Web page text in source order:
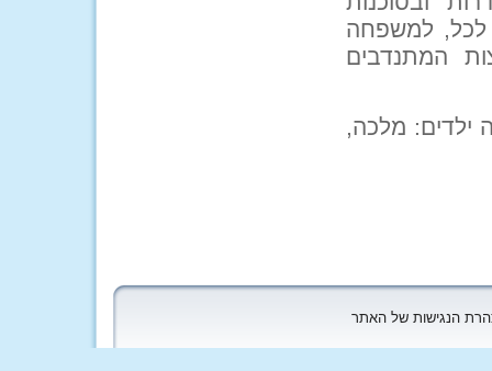
לכל, למשפחה
המתנדבים
ילדים: מלכה,
הנגישות של האתר